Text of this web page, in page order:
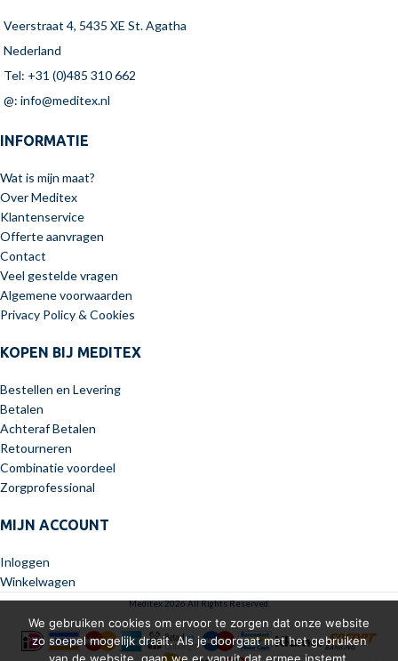
Veerstraat 4, 5435 XE St. Agatha
Nederland
Tel: +31 (0)485 310 662
@: info@meditex.nl
INFORMATIE
Wat is mijn maat?
Over Meditex
Klantenservice
Offerte aanvragen
Contact
Veel gestelde vragen
Algemene voorwaarden
Privacy Policy & Cookies
KOPEN BIJ MEDITEX
Bestellen en Levering
Betalen
Achteraf Betalen
Retourneren
Combinatie voordeel
Zorgprofessional
MIJN ACCOUNT
Inloggen
Winkelwagen
Meditex 2026 All Rights Reserved.
We gebruiken cookies om ervoor te zorgen dat onze website
zo soepel mogelijk draait. Als je doorgaat met het gebruiken